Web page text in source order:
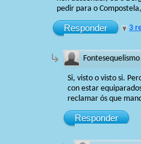
pedir para o
Responder 3
Fontesequelismo
Si, visto o visto si.
con estar
reclamar ós que
Responder